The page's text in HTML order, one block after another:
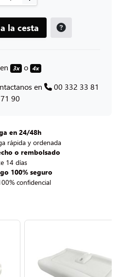
la cesta
3x o 4x
en
00 332 33 81
71 90
en 24/48h
rápida y ordenada
o rembolsado
14 días
100% seguro
confidencial